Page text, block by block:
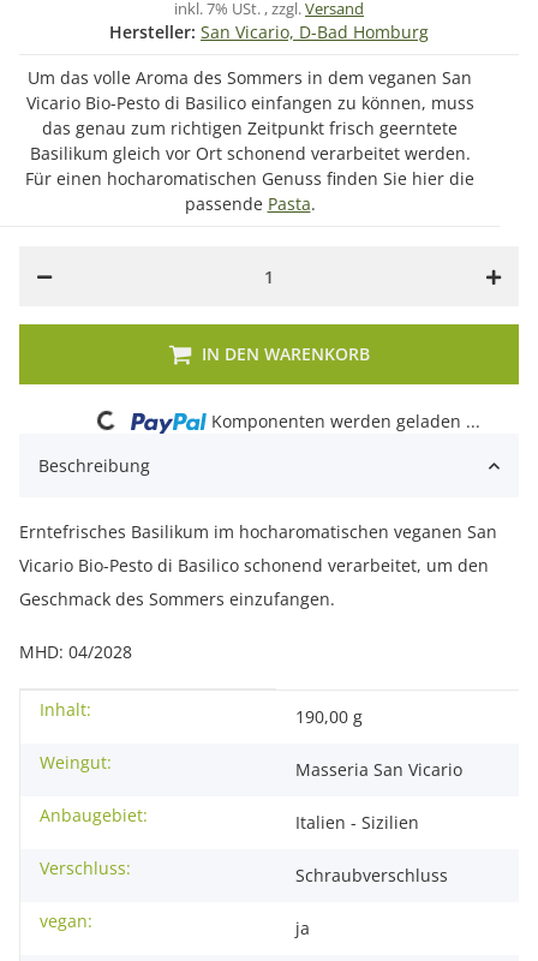
inkl. 7% USt. , zzgl.Versand
Hersteller: San Vicario, D-Bad Homburg
Um das volle Aroma des Sommers in dem veganen San
Vicario Bio-Pesto di Basilico einfangen zu können, muss
das genau zum richtigen Zeitpunkt frisch geerntete
Basilikum gleich vor Ort schonend verarbeitet werden.
Für einen hocharomatischen Genuss finden Sie hier die
passende Pasta.
IN DEN WARENKORB
Loading...
Komponenten werden geladen ...
Beschreibung
Erntefrisches Basilikum im hocharomatischen veganen San
Vicario Bio-Pesto di Basilico schonend verarbeitet, um den
Geschmack des Sommers einzufangen.
MHD: 04/2028
Produkteigenschaft
Wert
Inhalt:
190,00 g
Weingut:
Masseria San Vicario
Anbaugebiet:
Italien - Sizilien
Verschluss:
Schraubverschluss
vegan:
ja